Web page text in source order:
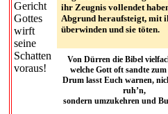
ihr Zeugnis vollendet
Abgrund heraufsteigt, mit
überwinden und sie töten.
Von Dürren die Bibel
welche Gott oft sandte
Drum lasst Euch warnen,
ruh’n,
sondern umzukehren und